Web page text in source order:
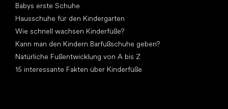
Babys erste Schuhe
Hausschuhe für den Kindergarten
Wie schnell wachsen Kinderfüße?
Kann man den Kindern Barfußschuhe geben?
Natürliche Fußentwicklung von A bis Z
15 interessante Fakten über Kinderfüße